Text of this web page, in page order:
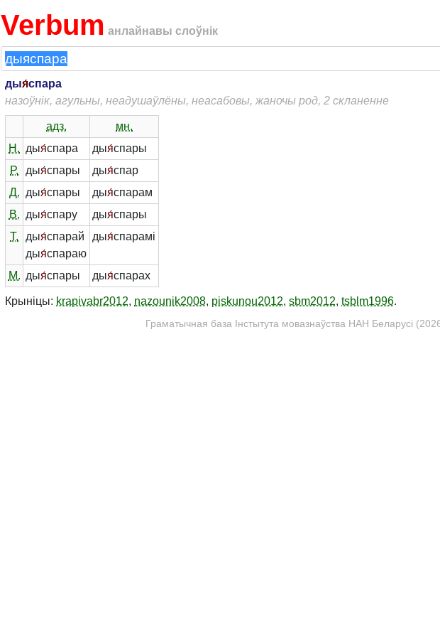
Verbum анлайнавы слоўнік
дыя́спара
назоўнік, агульны, неадушаўлёны, неасабовы, жаночы род, 2 скланенне
адз.
мн.
Н. дыя́спара дыя́спары
Р.
дыя́спары дыя́спар
Д. дыя́спары дыя́спарам
В. дыя́спару дыя́спары
Т.
дыя́спарай
дыя́спараю
дыя́спарамі
М. дыя́спары дыя́спарах
Крыніцы: krapivabr2012, nazounik2008, piskunou2012, sbm2012, tsblm1996.
Граматычная база Інстытута мовазнаўства НАН Беларусі